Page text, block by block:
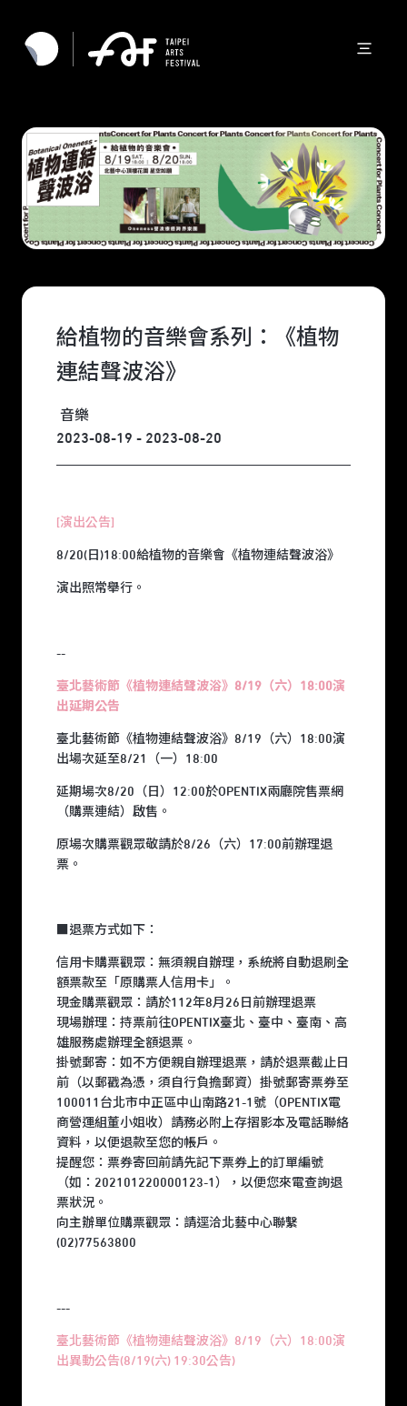
給植物的音樂會系列：《植物
連結聲波浴》
音樂
2023-08-19 - 2023-08-20
[演出公告]
8/20(日)18:00給植物的音樂會《植物連結聲波浴》
演出照常舉行。
--
臺北藝術節《植物連結聲波浴》8/19（六）18:00演
出延期公告
臺北藝術節《植物連結聲波浴》8/19（六）18:00演
出場次延至8/21（一）18:00
延期場次8/20（日）12:00於OPENTIX兩廳院售票網
（購票連結）啟售。
原場次購票觀眾敬請於8/26（六）17:00前辦理退
票。
■退票方式如下：
信用卡購票觀眾：無須親自辦理，系統將自動退刷全
額票款至「原購票人信用卡」。
現金購票觀眾：請於112年8月26日前辦理退票
現場辦理：持票前往OPENTIX臺北、臺中、臺南、高
雄服務處辦理全額退票。
掛號郵寄：如不方便親自辦理退票，請於退票截止日
前（以郵戳為憑，須自行負擔郵資）掛號郵寄票券至
100011台北市中正區中山南路21-1號（OPENTIX電
商營運組董小姐收）請務必附上存摺影本及電話聯絡
資料，以便退款至您的帳戶。
提醒您：票券寄回前請先記下票券上的訂單編號
（如：202101220000123-1），以便您來電查詢退
票狀況。
向主辦單位購票觀眾：請逕洽北藝中心聯繫
(02)77563800
---
臺北藝術節《植物連結聲波浴》8/19（六）18:00演
出異動公告(8/19(六) 19:30公告)